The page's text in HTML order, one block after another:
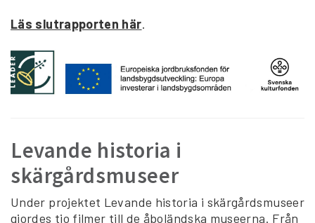
Läs slutrapporten här.
Levande historia i
skärgårdsmuseer
Under projektet Levande historia i skärgårdsmuseer
gjordes tio filmer till de åboländska museerna. Från